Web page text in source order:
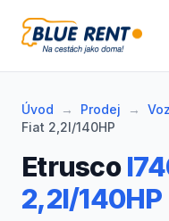
Blue Rent
Úvod → Prodej →
Fiat 2,2l/140HP
Etrusco
2,2l/140HP